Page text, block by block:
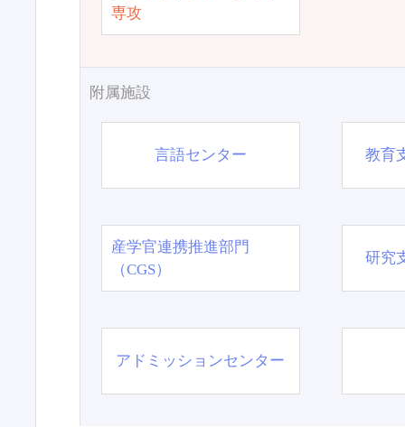
専攻
附属施設
言語センター 教育
産学官連携推進部門
（CGS）
研究
アドミッションセンター